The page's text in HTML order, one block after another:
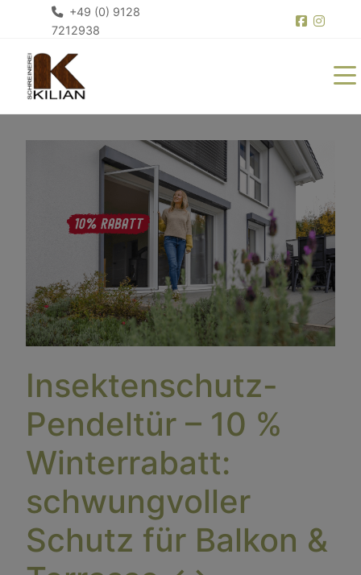
+49 (0) 9128
7212938
Insektenschutz-
Pendeltür – 10 %
Winterrabatt:
schwungvoller
Schutz für Balkon &